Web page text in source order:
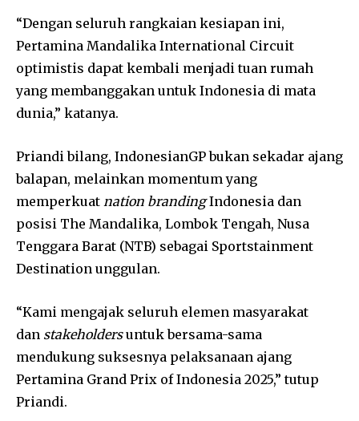
“Dengan seluruh rangkaian kesiapan ini,
Pertamina Mandalika International Circuit
optimistis dapat kembali menjadi tuan rumah
yang membanggakan untuk Indonesia di mata
dunia,” katanya.
Priandi bilang, IndonesianGP bukan sekadar ajang
balapan, melainkan momentum yang
memperkuat nation brandingIndonesia dan
posisi The Mandalika, Lombok Tengah, Nusa
Tenggara Barat (NTB) sebagai Sportstainment
Destination unggulan.
“Kami mengajak seluruh elemen masyarakat
dan stakeholdersuntuk bersama-sama
mendukung suksesnya pelaksanaan ajang
Pertamina Grand Prix of Indonesia 2025,” tutup
Priandi.